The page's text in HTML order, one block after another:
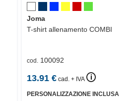
Joma
T-shirt allenamento COMBI
cod. 100092
13.91€ cad. + IVA 🛈
PERSONALIZZAZIONE INCLUSA